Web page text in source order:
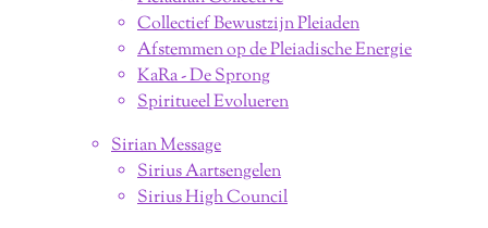
Collectief Bewustzijn Pleiaden
Afstemmen op de Pleiadische Energie
KaRa - De Sprong
Spiritueel Evolueren
Sirian Message
Sirius Aartsengelen
Sirius High Council